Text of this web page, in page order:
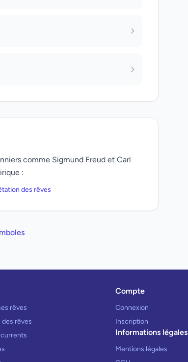
comme Sigmund Freud et Carl
:
des rêves
rêves
rêves
Compte
Connexion
Inscription
Informations légales
Mentions légales